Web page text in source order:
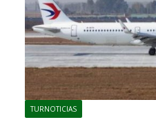
TURNOTICIAS